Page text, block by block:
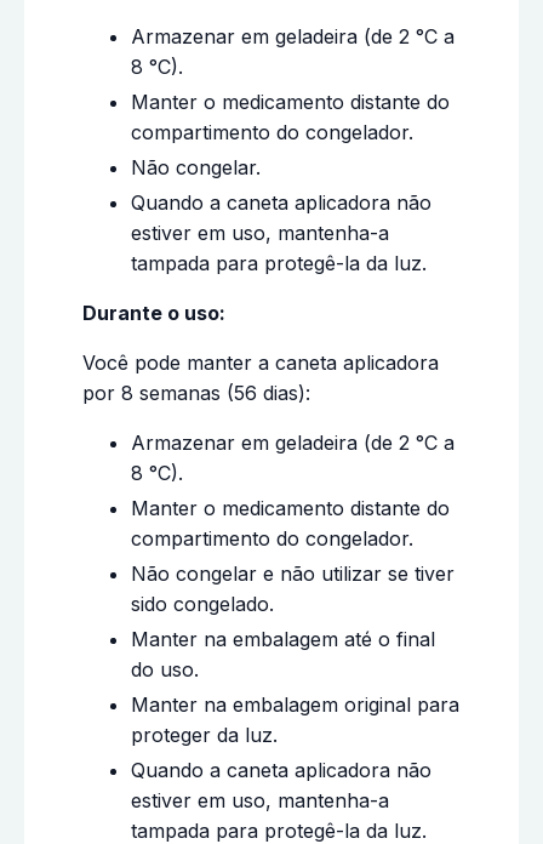
Armazenar em geladeira (de 2 °C a
8 °C).
Manter o medicamento distante do
compartimento do congelador.
Não congelar.
Quando a caneta aplicadora não
estiver em uso, mantenha-a
tampada para protegê-la da luz.
Durante o uso:
Você pode manter a caneta aplicadora
por 8 semanas (56 dias):
Armazenar em geladeira (de 2 °C a
8 °C).
Manter o medicamento distante do
compartimento do congelador.
Não congelar e não utilizar se tiver
sido congelado.
Manter na embalagem até o final
do uso.
Manter na embalagem original para
proteger da luz.
Quando a caneta aplicadora não
estiver em uso, mantenha-a
tampada para protegê-la da luz.